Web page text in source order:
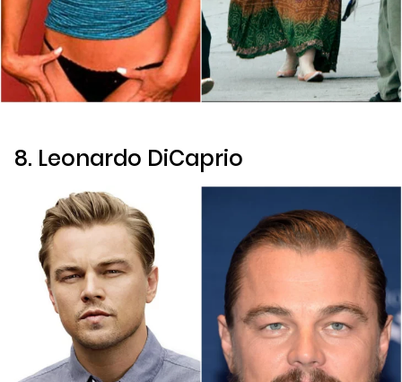
8. Leonardo DiCaprio